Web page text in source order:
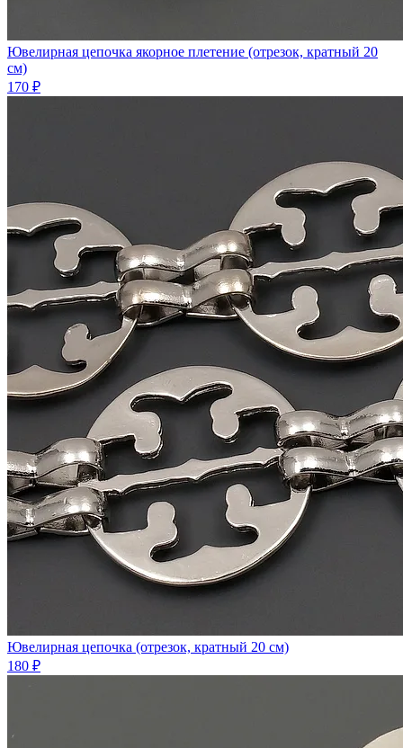
Ювелирная цепочка якорное плетение (отрезок, кратный 20
см)
170 ₽
Ювелирная цепочка (отрезок, кратный 20 см)
180 ₽